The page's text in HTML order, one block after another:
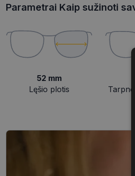
Parametrai Kaip sužinoti
52 mm
Lęšio plotis